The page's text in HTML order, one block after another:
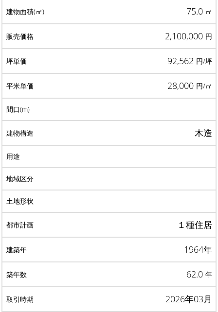
75.0 ㎡
2,100,000 円
92,562 円/坪
28,000 円/㎡
木造
１種住居
1964年
62.0 年
2026年03月